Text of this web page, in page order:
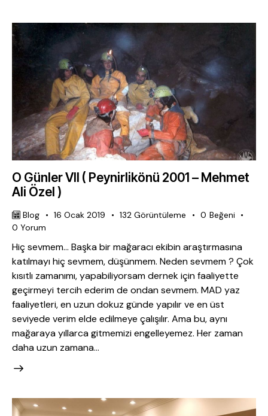
O Günler VII ( Peynirlikönü 2001 – Mehmet
Ali Özel )
Blog 16 Ocak 2019 132 Görüntüleme 0 Beğeni
0 Yorum
Hiç sevmem… Başka bir mağaracı ekibin araştırmasına
katılmayı hiç sevmem, düşünmem. Neden sevmem ? Çok
kısıtlı zamanımı, yapabiliyorsam dernek için faaliyette
geçirmeyi tercih ederim de ondan sevmem. MAD yaz
faaliyetleri, en uzun dokuz günde yapılır ve en üst
seviyede verim elde edilmeye çalışılır. Ama bu, aynı
mağaraya yıllarca gitmemizi engelleyemez. Her zaman
daha uzun zamana…